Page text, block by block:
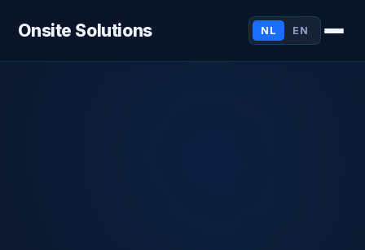
Onsite Solutions NL EN